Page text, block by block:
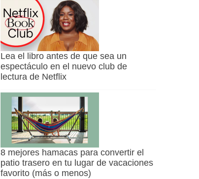
Lea el libro antes de que sea un
espectáculo en el nuevo club de
lectura de Netflix
8 mejores hamacas para convertir el
patio trasero en tu lugar de vacaciones
favorito (más o menos)